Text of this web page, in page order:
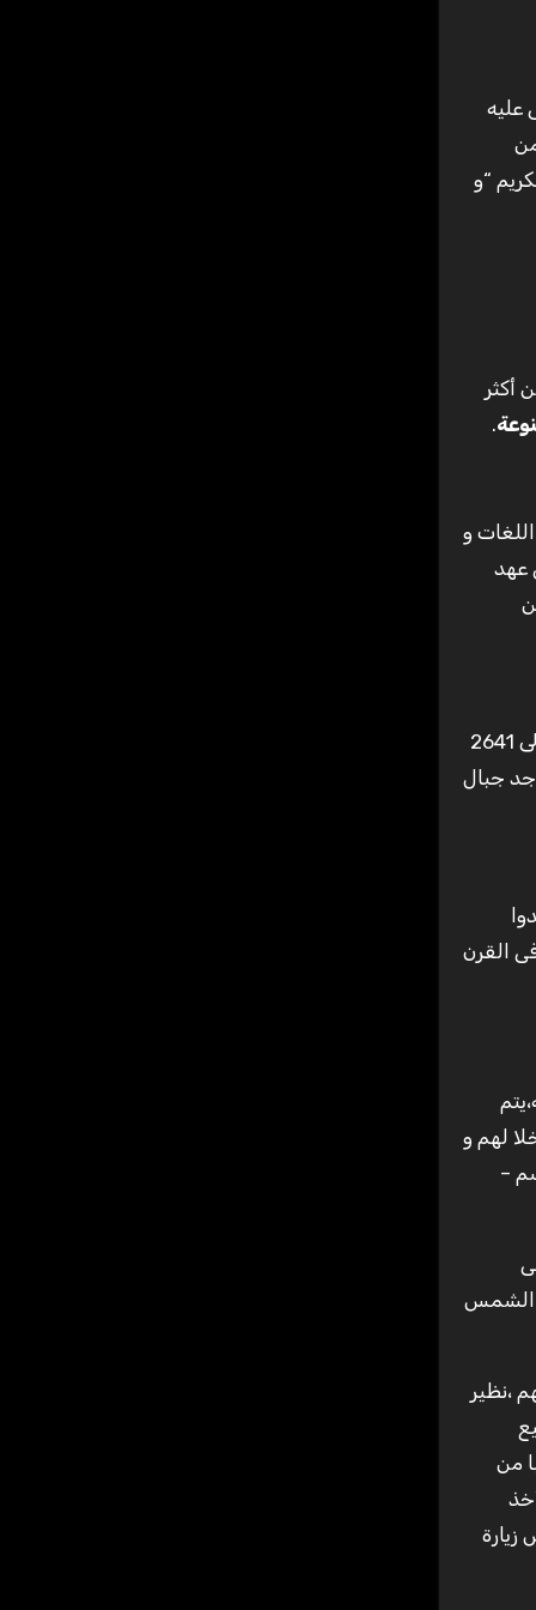
عليه
“و
يعتبر من أكثر
.
تعلمت اللغات و
عهد
عن
جبل موسى يرتفع مسافة 2285 م و يقع جبل سانت كاترين على مقربه منه و يعد أعلى القمم الجبلية فى مصر حيث يرتفع إلى 2641
جبال
القرن
لهم و
–
الشمس
،نظير
من